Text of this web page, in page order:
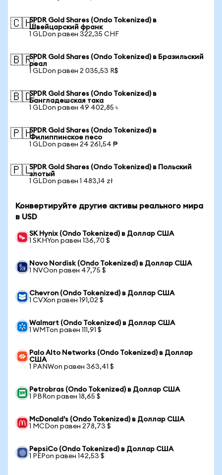
🇨🇭SPDR Gold Shares (Ondo Tokenized) в
Швейцарский франк
1 GLDon равен 322,35 CHF
🇧🇷SPDR Gold Shares (Ondo Tokenized) в Бразильский
реал
1 GLDon равен 2 035,53 R$
🇧🇩SPDR Gold Shares (Ondo Tokenized) в
Бангладешская така
1 GLDon равен 49 402,85 ৳
🇵🇭SPDR Gold Shares (Ondo Tokenized) в
Филиппинское песо
1 GLDon равен 24 261,54 ₱
🇵🇱SPDR Gold Shares (Ondo Tokenized) в Польский
злотый
1 GLDon равен 1 483,14 zł
Конвертируйте другие активы реального мира
в USD
SK Hynix (Ondo Tokenized) в Доллар США
1 SKHYon равен 136,70 $
Novo Nordisk (Ondo Tokenized) в Доллар США
1 NVOon равен 47,75 $
Chevron (Ondo Tokenized) в Доллар США
1 CVXon равен 191,02 $
Walmart (Ondo Tokenized) в Доллар США
1 WMTon равен 111,91 $
Palo Alto Networks (Ondo Tokenized) в Доллар
США
1 PANWon равен 363,41 $
Petrobras (Ondo Tokenized) в Доллар США
1 PBRon равен 18,65 $
McDonald's (Ondo Tokenized) в Доллар США
1 MCDon равен 278,73 $
PepsiCo (Ondo Tokenized) в Доллар США
1 PEPon равен 142,53 $